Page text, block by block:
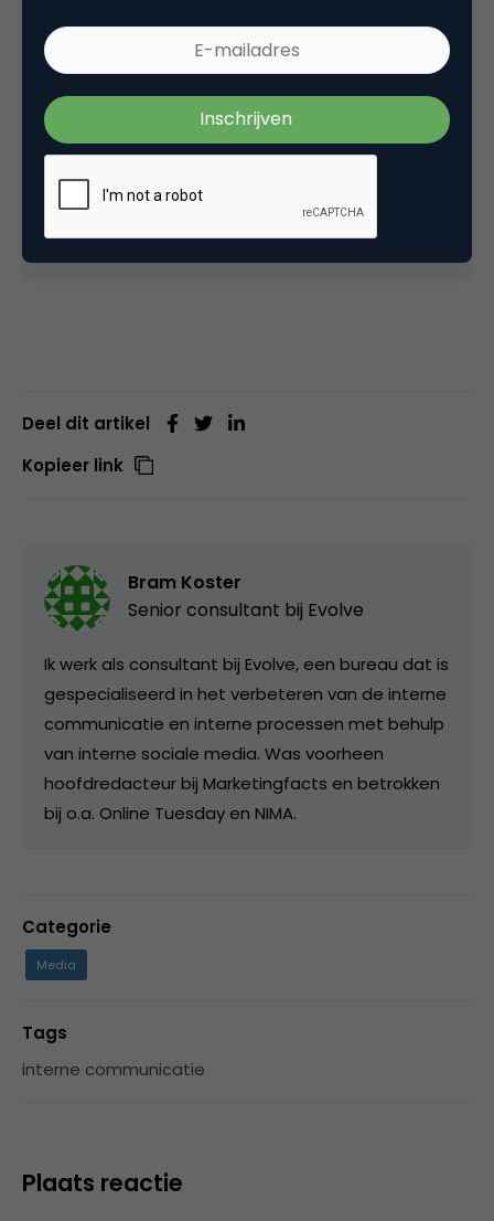
de stand van zaken van interne social media
in Nederland. Voor deze derde editie werd
samengewerkt met de Universiteit van
Amsterdam. In juni wordt het volledige
onderzoeksrapport gepubliceerd.
Eerdere blogposts over de resultaten van de
onderzoeken verschenen in2014en2016
Deel dit artikel
Kopieer link
Bram Koster
Senior consultant bij Evolve
Ik werk als consultant bij Evolve, een bureau dat is
gespecialiseerd in het verbeteren van de interne
communicatie en interne processen met behulp
van interne sociale media. Was voorheen
hoofdredacteur bij Marketingfacts en betrokken
bij o.a. Online Tuesday en NIMA.
Categorie
Media
Tags
interne communicatie
Plaats reactie